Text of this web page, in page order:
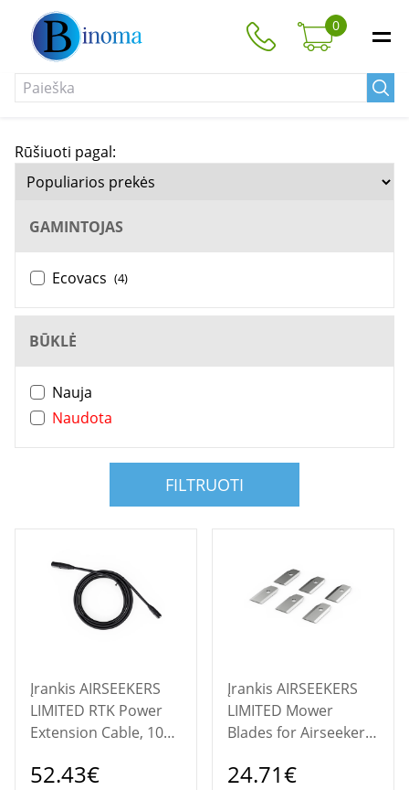
0
Rūšiuoti pagal:
GAMINTOJAS
Ecovacs (4)
BŪKLĖ
Nauja
Naudota
FILTRUOTI
Įrankis AIRSEEKERS
LIMITED RTK Power
Extension Cable, 10m,
360° AI Vision
52.43€
Įrankis AIRSEEKERS
LIMITED Mower
Blades for Airseekers
Mulching Mower
24.71€